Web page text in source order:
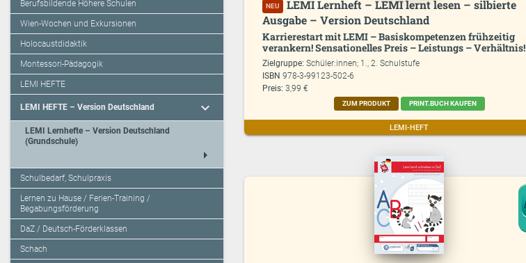
Berufsbildende Höhere Schulen
Wien-Wochen und Exkursionen
Holocaustdidaktik
Montessori-Pädagogik
LEMI HEFTE
LEMI HEFTE – Version Deutschland expand_more
LEMI Lernhefte – Version Deutschland
(Grundschule)
arrow_right
Schulbedarf, Schulpraxis
Lernen zu Hause / Ferien-Training /
Begabungsförderung
DaZ / Deutsch-Förderklassen
Schach
NEU
LEMI Lernheft – LEMI lernt lesen – silbierte
Ausgabe – Version Deutschland
Karrierestart mit LEMI – Basiskompetenzen frühzeitig
verankern! Sensationelles Preis – Leistungs – Verhältnis!
Zielgruppe:Schüler:innen; 1., 2. Schulstufe
ISBN978-3-99123-502-6
Preis: 3,99 €
ZUM PRODUKT PRINT.BUCH KAUFEN
LEMI-HEFT